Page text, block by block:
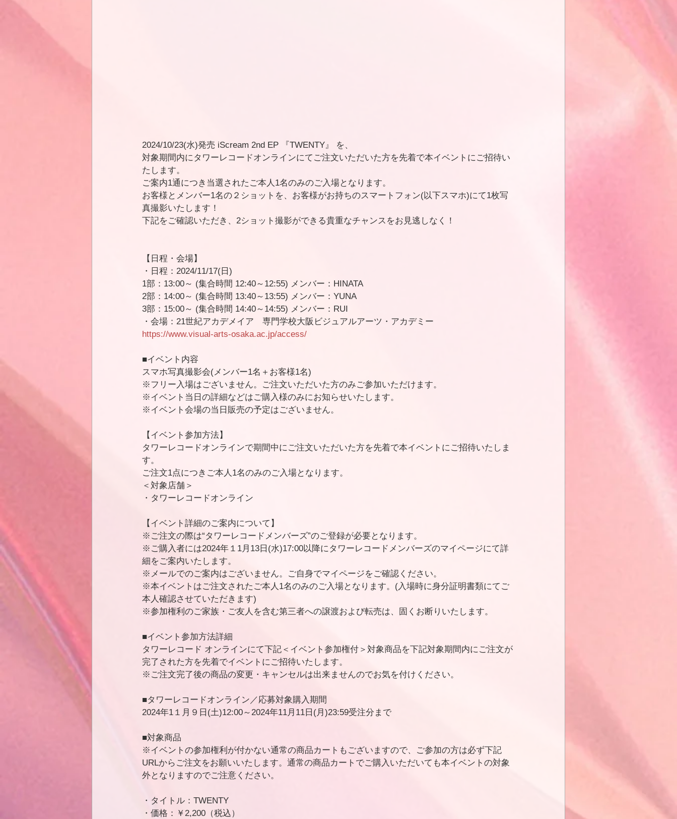
2024/10/23(水)発売 iScream 2nd EP 『TWENTY』 を、
対象期間内にタワーレコードオンラインにてご注文いただいた方を先着で本イベントにご招待い
たします。
ご案内1通につき当選されたご本人1名のみのご入場となります。
お客様とメンバー1名の２ショットを、お客様がお持ちのスマートフォン(以下スマホ)にて1枚写
真撮影いたします！
下記をご確認いただき、2ショット撮影ができる貴重なチャンスをお見逃しなく！
【日程・会場】
・日程：2024/11/17(日)
1部：13:00～ (集合時間 12:40～12:55) メンバー：HINATA
2部：14:00～ (集合時間 13:40～13:55) メンバー：YUNA
3部：15:00～ (集合時間 14:40～14:55) メンバー：RUI
・会場：21世紀アカデメイア　専門学校大阪ビジュアルアーツ・アカデミー
https://www.visual-arts-osaka.ac.jp/access/
■イベント内容
スマホ写真撮影会(メンバー1名＋お客様1名)
※フリー入場はございません。ご注文いただいた方のみご参加いただけます。
※イベント当日の詳細などはご購入様のみにお知らせいたします。
※イベント会場の当日販売の予定はございません。
【イベント参加方法】
タワーレコードオンラインで期間中にご注文いただいた方を先着で本イベントにご招待いたしま
す。
ご注文1点につきご本人1名のみのご入場となります。
＜対象店舗＞
・タワーレコードオンライン
【イベント詳細のご案内について】
※ご注文の際は“タワーレコードメンバーズ”のご登録が必要となります。
※ご購入者には2024年１1月13日(水)17:00以降にタワーレコードメンバーズのマイページにて詳
細をご案内いたします。
※メールでのご案内はございません。ご自身でマイページをご確認ください。
※本イベントはご注文されたご本人1名のみのご入場となります。(入場時に身分証明書類にてご
本人確認させていただきます)
※参加権利のご家族・ご友人を含む第三者への譲渡および転売は、固くお断りいたします。
■イベント参加方法詳細
タワーレコード オンラインにて下記＜イベント参加権付＞対象商品を下記対象期間内にご注文が
完了された方を先着でイベントにご招待いたします。
※ご注文完了後の商品の変更・キャンセルは出来ませんのでお気を付けください。
■タワーレコードオンライン／応募対象購入期間
2024年1１月９日(土)12:00～2024年11月11日(月)23:59受注分まで
■対象商品
※イベントの参加権利が付かない通常の商品カートもございますので、ご参加の方は必ず下記
URLからご注文をお願いいたします。通常の商品カートでご購入いただいても本イベントの対象
外となりますのでご注意ください。
・タイトル：TWENTY
・価格：￥2,200（税込）